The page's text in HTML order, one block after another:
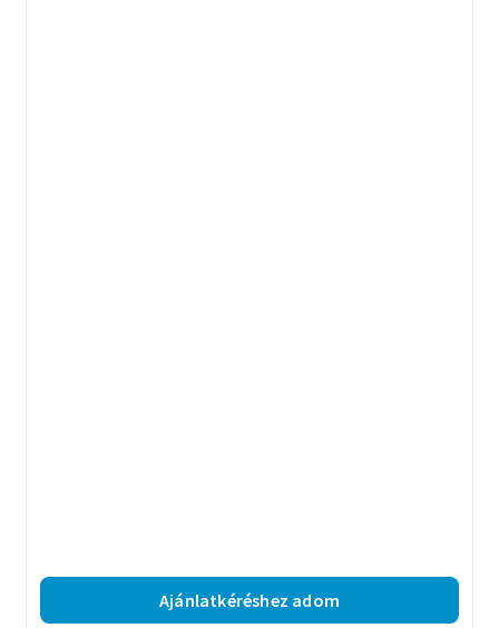
Ajánlatkéréshez adom